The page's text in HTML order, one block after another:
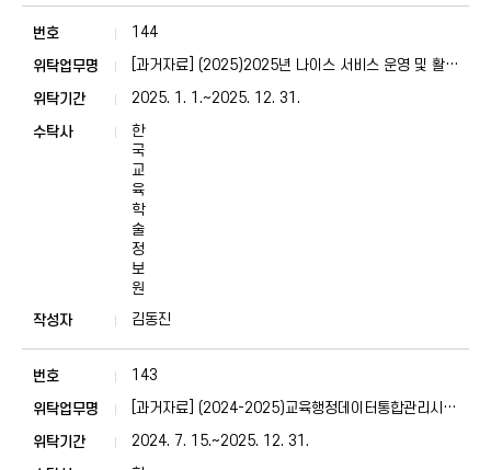
144
[과거자료] (2025)2025년 나이스 서비스 운영 및 활용
업
2025. 1. 1.~2025. 12. 31.
한
국
교
육
학
술
정
보
원
김동진
143
[과거자료] (2024-2025)교육행정데이터통합관리시스
2024. 7. 15.~2025. 12. 31.